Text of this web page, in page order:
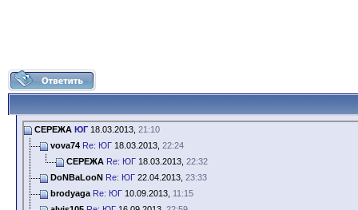
СЕРЕЖА ЮГ 18.03.2013, 21:10
vova74 Re: ЮГ 18.03.2013, 22:24
СЕРЕЖА Re: ЮГ 18.03.2013, 22:32
DoNBaLooN Re: ЮГ 22.04.2013, 23:33
brodyaga Re: ЮГ 10.09.2013, 11:15